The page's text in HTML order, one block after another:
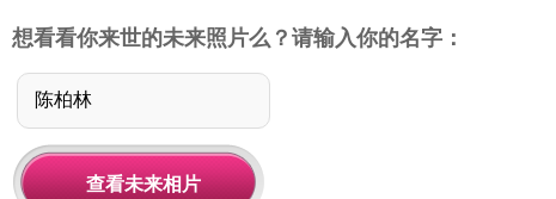
想看看你来世的未来照片么？请输入你的名字：